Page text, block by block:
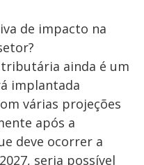
de impacto na
ainda é um
implantada
várias projeções
após a
deve ocorrer a
seria possível